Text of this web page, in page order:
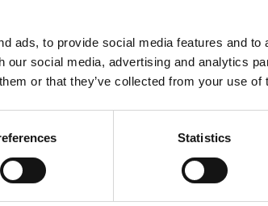
ads, to provide social media features and
our social media, advertising and analytics
or that they’ve collected from your use of
Statistics
to penner med lomme - Solid svart